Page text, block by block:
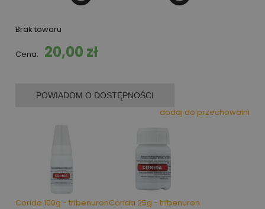
Brak towaru
Cena: 20,00 zł
Corida 100g - tribenuronCorida 25g - tribenuron
POWIADOM O DOSTĘPNOŚCI
dodaj do przechowalni